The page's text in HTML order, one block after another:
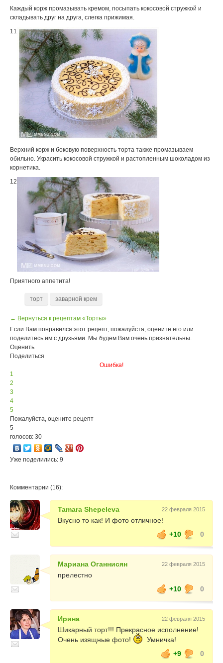
Каждый корж промазывать кремом, посыпать кокосовой стружкой и
складывать друг на друга, слегка прижимая.
11
Верхний корж и боковую поверхность торта также промазываем
обильно. Украсить кокосовой стружкой и растопленным шоколадом из
корнетика.
12
Приятного аппетита!
торт заварной крем
← Вернуться к рецептам «Торты»
Если Вам понравился этот рецепт, пожалуйста, оцените его или
поделитесь им с друзьями. Мы будем Вам очень признательны.
Оценить
Поделиться
Ошибка!
1
2
3
4
5
Пожалуйста, оцените рецепт
5
голосов: 30
Уже поделились: 9
Комментарии (16):
Tamara Shepeleva 22 февраля 2015
Вкусно то как! И фото отличное!
+10
0
Мариана Оганнисян 22 февраля 2015
прелестно
+10
0
Ирина 22 февраля 2015
Шикарный торт!!! Прекрасное исполнение!
Очень изящные фото!
Умничка!
+9
0